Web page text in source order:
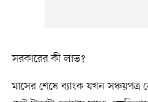
সরকারের কী লাভ?
মাসের শেষে ব্যাংক যখন